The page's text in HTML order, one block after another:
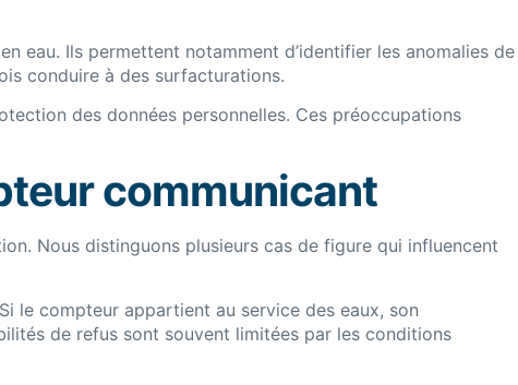
eau. Ils permettent notamment d’identifier les anomalies de
conduire à des surfacturations.
des données personnelles. Ces préoccupations
communicant
Nous distinguons plusieurs cas de figure qui influencent
le compteur appartient au service des eaux, son
de refus sont souvent limitées par les conditions